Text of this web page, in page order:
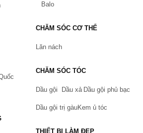
và khoáng chất được ưa chuộng hiện
năng bổ sung Protein và Axit
chức năng bổ sung Protein và Axit
phục năng lượng và chấn thương
dinh dưỡng cơ thể, đặc biệt cần
Slimfast, Genie, Nutrilite, Wellife,
hiệu thực phẩm chức năng bổ sung
hiệu quả, được khuyến khích cho
Balo
CHĂM SÓC CƠ THỂ
Lăn nách
CHĂM SÓC TÓC
Dầu gội Dầu xả Dầu gội phủ bạc
Dầu gội trị gàuKem ủ tóc
THIẾT BỊ LÀM ĐẸP